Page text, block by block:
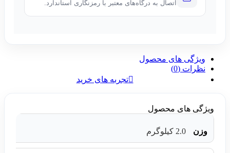
اتصال به درگاه‌های معتبر با رمزنگاری استاندارد.
ویژگی های محصول
نظرات (0)
تجربه های خرید
ویژگی های محصول
وزن 2.0 کیلوگرم